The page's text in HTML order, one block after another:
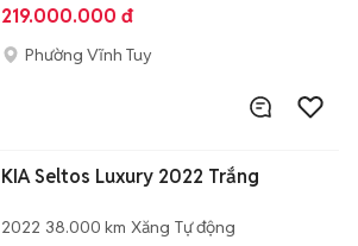
219.000.000 đ
Phường Vĩnh Tuy
KIA Seltos Luxury 2022 Trắng
2022 38.000 km Xăng Tự động